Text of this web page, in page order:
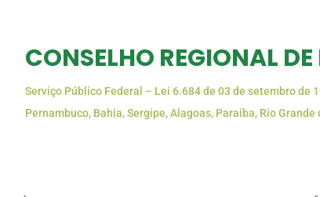
CONSELHO REGIONAL
Serviço Público Federal – Lei 6.684 de 03 de setembro de
Pernambuco, Bahia, Sergipe, Alagoas, Paraíba, Rio